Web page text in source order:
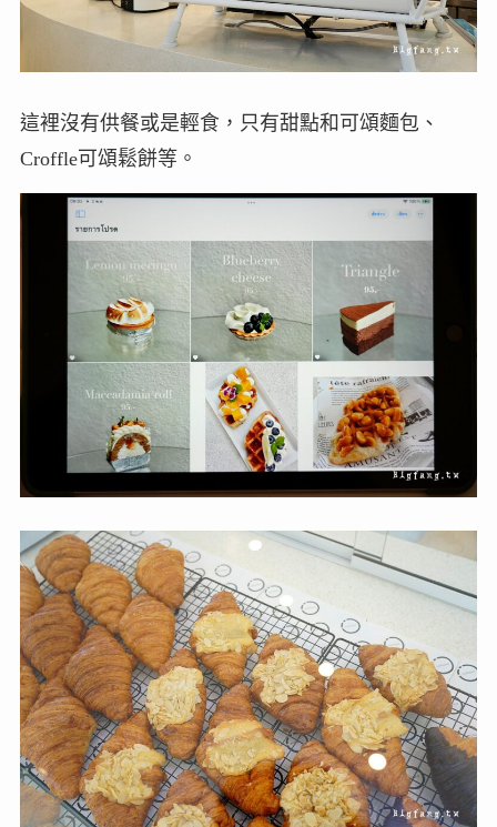
這裡沒有供餐或是輕食，只有甜點和可頌麵包、
Croffle可頌鬆餅等。